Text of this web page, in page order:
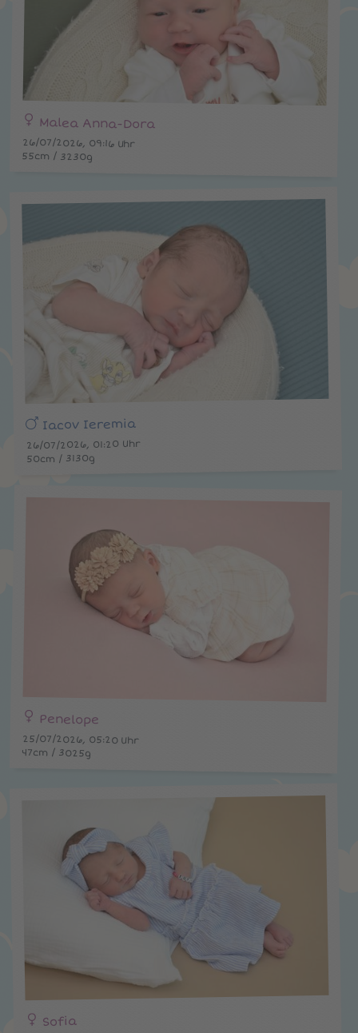
Malea Anna-Dora
26/07/2026, 09:16 Uhr
55cm / 3230g
Iacov Ieremia
26/07/2026, 01:20 Uhr
50cm / 3130g
Penelope
25/07/2026, 05:20 Uhr
47cm / 3025g
Sofia